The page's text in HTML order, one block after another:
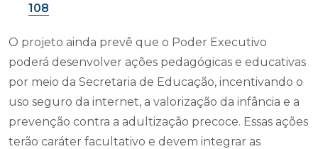
108
O projeto ainda prevê que o Poder Executivo
poderá desenvolver ações pedagógicas e educativas
por meio da Secretaria de Educação, incentivando o
uso seguro da internet, a valorização da infância e a
prevenção contra a adultização precoce. Essas ações
terão caráter facultativo e devem integrar as